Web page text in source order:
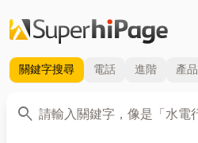
關鍵字搜尋 電話 進階 產品
search
關鍵字